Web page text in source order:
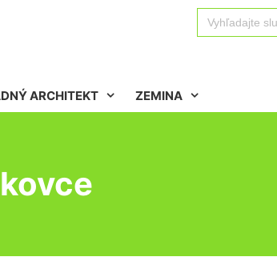
Search
for:
ARCHITEKT ZEMINA